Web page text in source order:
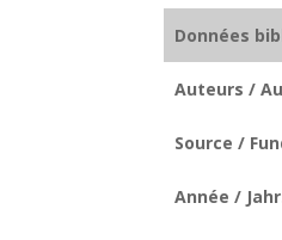
Données
Auteurs /
Source /
Année /